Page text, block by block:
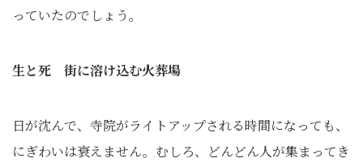
っていたのでしょう。
生と死 街に溶け込む火葬場
日が沈んで、寺院がライトアップされる時間になっても、
にぎわいは衰えません。むしろ、どんどん人が集まってき